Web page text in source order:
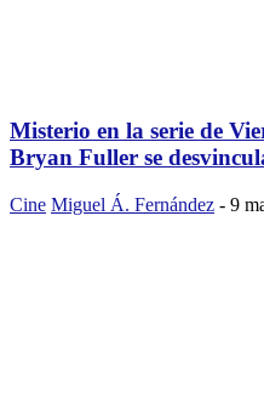
Misterio en la serie de
Bryan Fuller se
Cine Miguel Á. Fernández - 9